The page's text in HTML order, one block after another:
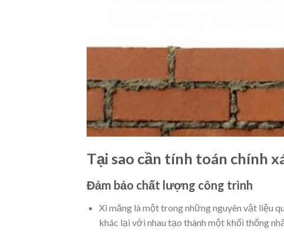
Tại sao cần tính toán chính
Đảm bảo chất lượng công trình
Xi măng là một trong những nguyên vật liệu
khác lại với nhau tạo thành một khối thống